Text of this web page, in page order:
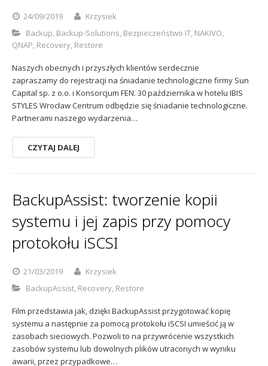
24/09/2019
Krzysiek
Backup, Backup-Solutions, Bezpieczeństwo IT, NAKIVO,
QNAP, Recovery, Restore
Naszych obecnych i przyszłych klientów serdecznie
zapraszamy do rejestracji na śniadanie technologiczne firmy Sun
Capital sp. z o.o. i Konsorcjum FEN. 30 października w hotelu IBIS
STYLES Wrocław Centrum odbędzie się śniadanie technologiczne.
Partnerami naszego wydarzenia…
CZYTAJ DALEJ
BackupAssist: tworzenie kopii
systemu i jej zapis przy pomocy
protokołu iSCSI
21/03/2019
Krzysiek
BackupAssist, Recovery, Restore
Film przedstawia jak, dzięki BackupAssist przygotować kopię
systemu a następnie za pomocą protokołu iSCSI umieścić ją w
zasobach sieciowych. Pozwoli to na przywrócenie wszystkich
zasobów systemu lub dowolnych plików utraconych w wyniku
awarii, przez przypadkowe…